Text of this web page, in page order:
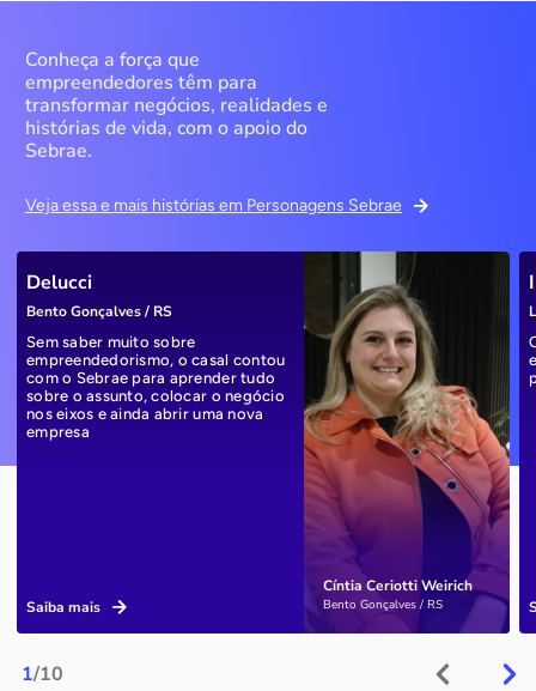
Conheça a força que
empreendedores têm para
transformar negócios, realidades e
histórias de vida, com o apoio do
Sebrae.
Veja essa e mais histórias em Personagens Sebrae
1/10
Cíntia Ceriotti Weirich
Bento Gonçalves / RS
Delucci
Bento Gonçalves / RS
Sem saber muito sobre
empreendedorismo, o casal contou
com o Sebrae para aprender tudo
sobre o assunto, colocar o negócio
nos eixos e ainda abrir uma nova
empresa
Saiba mais